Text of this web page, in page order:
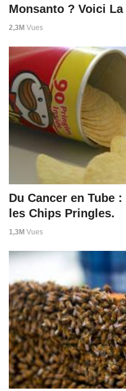
Monsanto ? Voici
2,3M Vues
Du Cancer en Tube
les Chips Pringles.
1,3M Vues